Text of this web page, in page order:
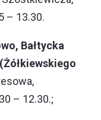
– 13.30.
Bałtycka
– 12.30.;